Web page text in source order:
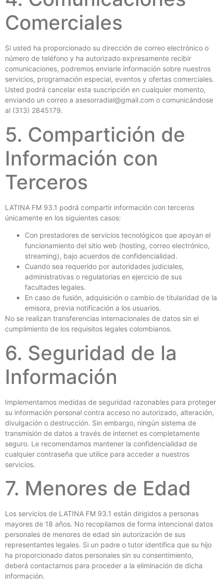
Comerciales
Si usted ha proporcionado su dirección de correo electrónico o
número de teléfono y ha autorizado expresamente recibir
comunicaciones, podremos enviarle información sobre nuestros
servicios, programación especial, eventos y ofertas comerciales.
Usted podrá cancelar esta suscripción en cualquier momento,
enviando un correo a asesorradial@gmail.com o comunicándose
al (313) 2845179.
5. Compartición de
Información con
Terceros
LATINA FM 93.1 podrá compartir información con terceros
únicamente en los siguientes casos:
Con prestadores de servicios tecnológicos que apoyan el
funcionamiento del sitio web (hosting, correo electrónico,
streaming), bajo acuerdos de confidencialidad.
Cuando sea requerido por autoridades judiciales,
administrativas o regulatorias en ejercicio de sus
facultades legales.
En caso de fusión, adquisición o cambio de titularidad de la
emisora, previa notificación a los usuarios.
No se realizan transferencias internacionales de datos sin el
cumplimiento de los requisitos legales colombianos.
6. Seguridad de la
Información
Implementamos medidas de seguridad razonables para proteger
su información personal contra acceso no autorizado, alteración,
divulgación o destrucción. Sin embargo, ningún sistema de
transmisión de datos a través de internet es completamente
seguro. Le recomendamos mantener la confidencialidad de
cualquier contraseña que utilice para acceder a nuestros
servicios.
7. Menores de Edad
Los servicios de LATINA FM 93.1 están dirigidos a personas
mayores de 18 años. No recopilamos de forma intencional datos
personales de menores de edad sin autorización de sus
representantes legales. Si un padre o tutor identifica que su hijo
ha proporcionado datos personales sin su consentimiento,
deberá contactarnos para proceder a la eliminación de dicha
información.